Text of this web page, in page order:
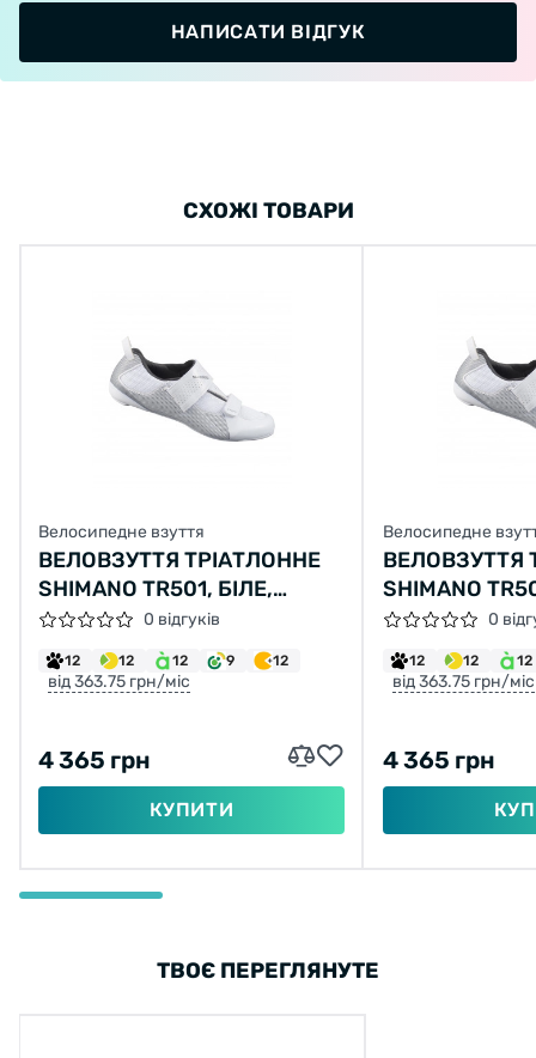
НАПИСАТИ ВІДГУК
СХОЖІ ТОВАРИ
Велосипедне взуття
ВЕЛОВЗУТТЯ ТРІАТЛОННЕ
SHIMANO TR501, БІЛЕ,
РОЗМ. EU420 відгуків
12 12 12 9 12
від 363.75 грн/міс
4 365 грн
КУПИТИ
Велосипедне
ВЕЛОВЗУТТЯ
SHIMANO
РОЗМ. EU45
0
12 12 12
від 363.75 грн/міс
4 365 грн
ТВОЄ ПЕРЕГЛЯНУТЕ